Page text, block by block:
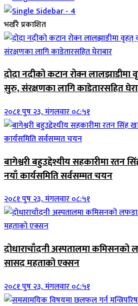
भर्खरै प्रकाशित
दोदा नदीको कटान रोक्न लालझाडीमा
सुरु, संरक्षणका लागि काडेतारसहित
२०८१ पुष २३, मंगलवार ०८:५१
बागेश्वरी बहुउद्देश्यीय सहकारीमा रतन
नयाँ कार्यसमिति सर्वसम्मत चयन
२०८१ पुष २३, मंगलवार ०८:५१
दोधाराचाँदनी अस्पतालमा कमिसनको
सासद महताको एक्सन
२०८१ पुष २३, मंगलवार ०८:५१